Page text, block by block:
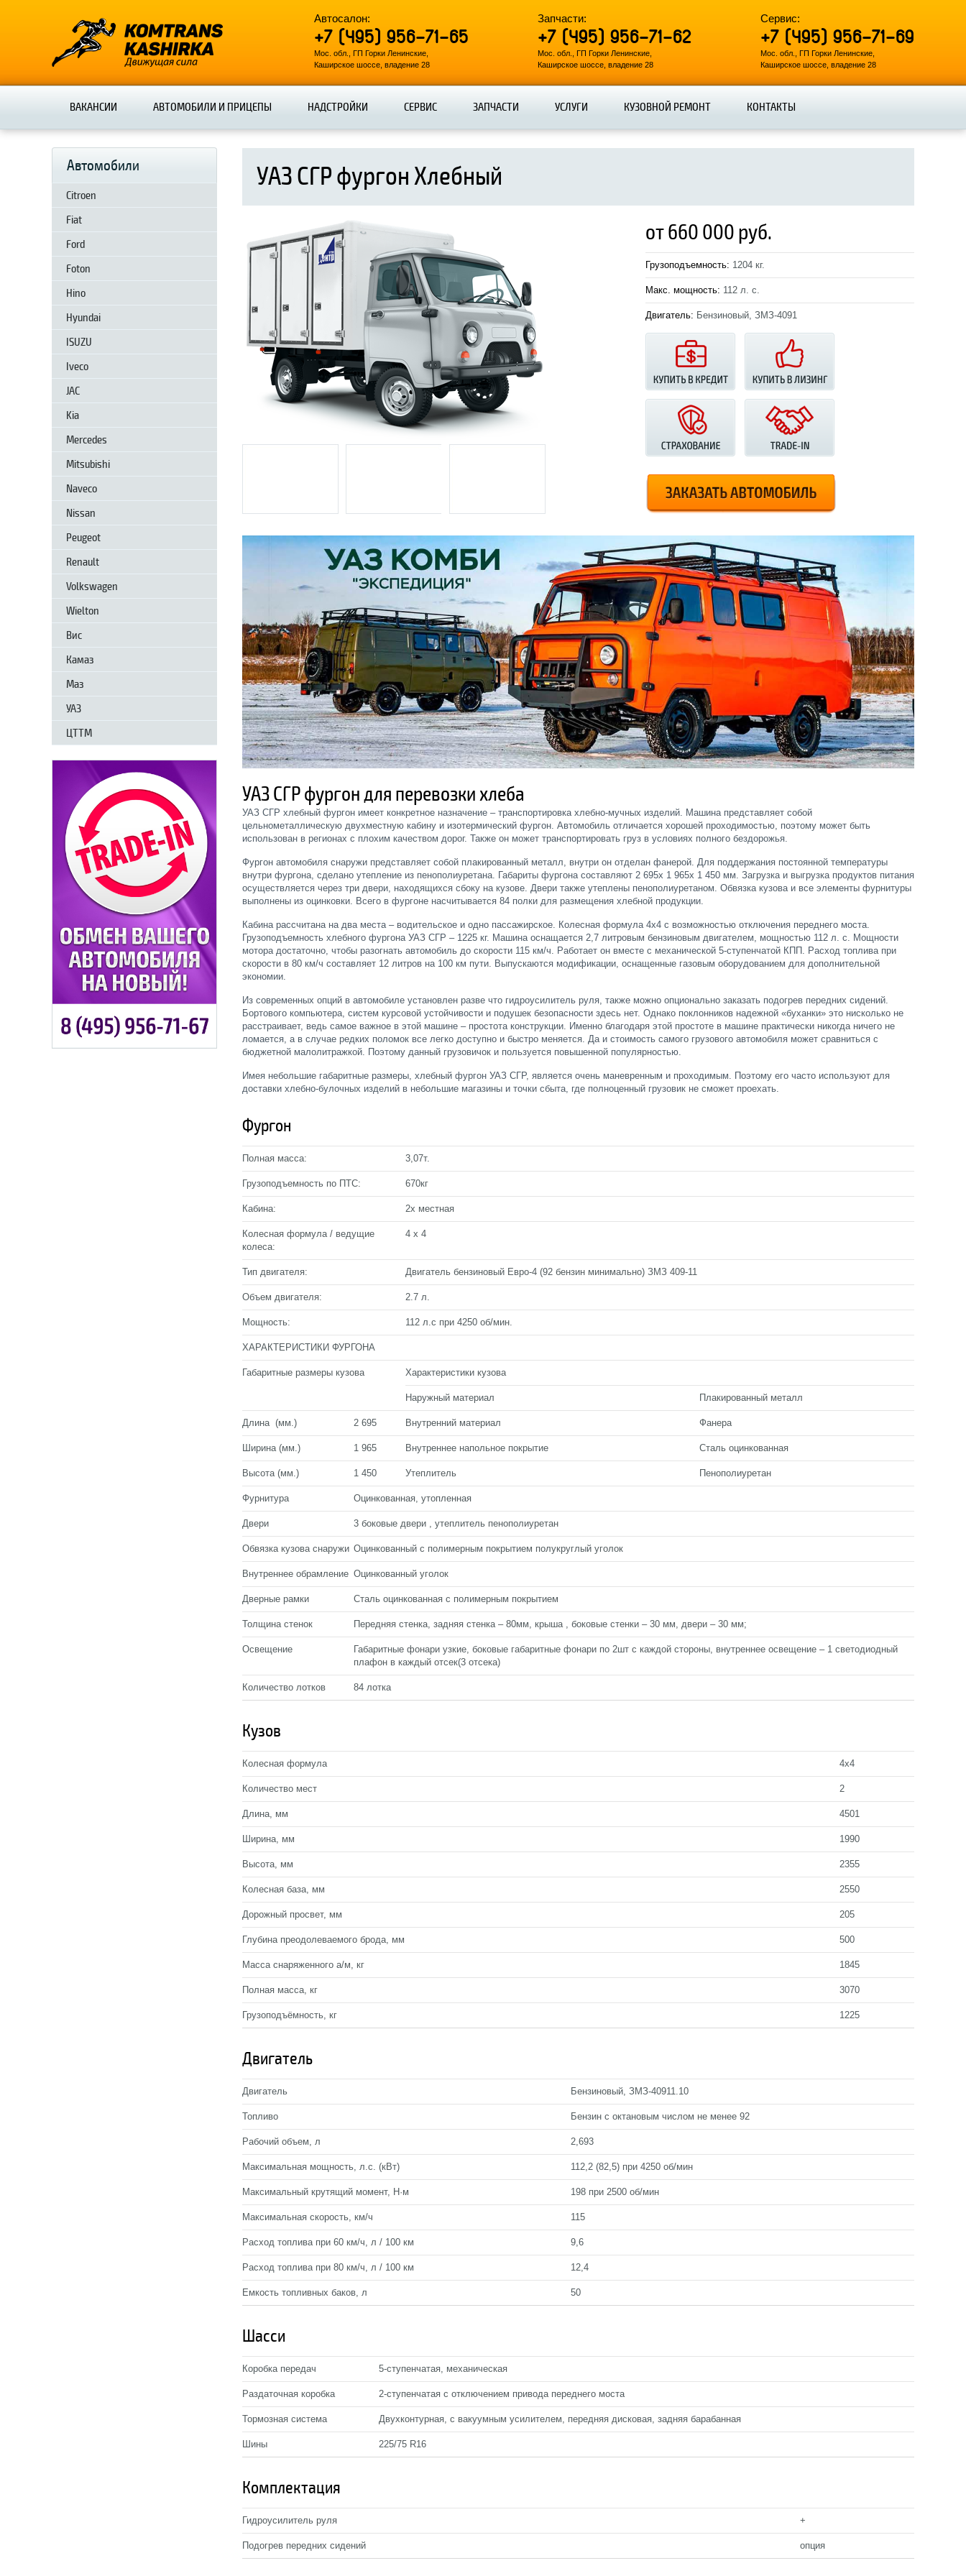
Сервис:
+7 (495) 956-71-69
Мос. обл., ГП Горки Ленинские,
Каширское шоссе, владение 28
Запчасти:
+7 (495) 956-71-62
Мос. обл., ГП Горки Ленинские,
Каширское шоссе, владение 28
Автосалон:
+7 (495) 956-71-65
Мос. обл., ГП Горки Ленинские,
Каширское шоссе, владение 28
ВАКАНСИИ АВТОМОБИЛИ И ПРИЦЕПЫ НАДСТРОЙКИ СЕРВИС ЗАПЧАСТИ УСЛУГИ КУЗОВНОЙ РЕМОНТ КОНТАКТЫ
Автомобили
Citroen
Fiat
Ford
Foton
Hino
Hyundai
ISUZU
Iveco
JAC
Kia
Mercedes
Mitsubishi
Naveco
Nissan
Peugeot
Renault
Volkswagen
Wielton
Вис
Камаз
Маз
УАЗ
ЦТТМ
УАЗ СГР фургон Хлебный
от 660 000 руб.
Грузоподъемность: 1204 кг.
Макс. мощность: 112 л. с.
Двигатель: Бензиновый, ЗМЗ-4091
УАЗ СГР фургон для перевозки хлеба
УАЗ СГР хлебный фургон имеет конкретное назначение – транспортировка хлебно-мучных изделий. Машина представляет собой
цельнометаллическую двухместную кабину и изотермический фургон. Автомобиль отличается хорошей проходимостью, поэтому может быть
использован в регионах с плохим качеством дорог. Также он может транспортировать груз в условиях полного бездорожья.
Фургон автомобиля снаружи представляет собой плакированный металл, внутри он отделан фанерой. Для поддержания постоянной температуры
внутри фургона, сделано утепление из пенополиуретана. Габариты фургона составляют 2 695х 1 965х 1 450 мм. Загрузка и выгрузка продуктов питания
осуществляется через три двери, находящихся сбоку на кузове. Двери также утеплены пенополиуретаном. Обвязка кузова и все элементы фурнитуры
выполнены из оцинковки. Всего в фургоне насчитывается 84 полки для размещения хлебной продукции.
Кабина рассчитана на два места – водительское и одно пассажирское. Колесная формула 4х4 с возможностью отключения переднего моста.
Грузоподъемность хлебного фургона УАЗ СГР – 1225 кг. Машина оснащается 2,7 литровым бензиновым двигателем, мощностью 112 л. с. Мощности
мотора достаточно, чтобы разогнать автомобиль до скорости 115 км/ч. Работает он вместе с механической 5-ступенчатой КПП. Расход топлива при
скорости в 80 км/ч составляет 12 литров на 100 км пути. Выпускаются модификации, оснащенные газовым оборудованием для дополнительной
экономии.
Из современных опций в автомобиле установлен разве что гидроусилитель руля, также можно опционально заказать подогрев передних сидений.
Бортового компьютера, систем курсовой устойчивости и подушек безопасности здесь нет. Однако поклонников надежной «буханки» это нисколько не
расстраивает, ведь самое важное в этой машине – простота конструкции. Именно благодаря этой простоте в машине практически никогда ничего не
ломается, а в случае редких поломок все легко доступно и быстро меняется. Да и стоимость самого грузового автомобиля может сравниться с
бюджетной малолитражкой. Поэтому данный грузовичок и пользуется повышенной популярностью.
Имея небольшие габаритные размеры, хлебный фургон УАЗ СГР, является очень маневренным и проходимым. Поэтому его часто используют для
доставки хлебно-булочных изделий в небольшие магазины и точки сбыта, где полноценный грузовик не сможет проехать.
Фургон
Полная масса: 3,07т.
Грузоподъемность по ПТС: 670кг
Кабина: 2х местная
Колесная формула / ведущие
колеса:
4 x 4
Тип двигателя: Двигатель бензиновый Евро-4 (92 бензин минимально) ЗМЗ 409-11
Объем двигателя: 2.7 л.
Мощность: 112 л.с при 4250 об/мин.
ХАРАКТЕРИСТИКИ ФУРГОНА
Габаритные размеры кузова Характеристики кузова
Наружный материал Плакированный металл
Длина (мм.) 2 695 Внутренний материал Фанера
Ширина (мм.) 1 965 Внутреннее напольное покрытие Сталь оцинкованная
Высота (мм.) 1 450 Утеплитель Пенополиуретан
Фурнитура Оцинкованная, утопленная
Двери 3 боковые двери , утеплитель пенополиуретан
Обвязка кузова снаружи Оцинкованный с полимерным покрытием полукруглый уголок
Внутреннее обрамление Оцинкованный уголок
Дверные рамки Сталь оцинкованная с полимерным покрытием
Толщина стенок Передняя стенка, задняя стенка – 80мм, крыша , боковые стенки – 30 мм, двери – 30 мм;
Освещение
Габаритные фонари узкие, боковые габаритные фонари по 2шт с каждой стороны, внутреннее освещение – 1 светодиодный
плафон в каждый отсек(3 отсека)
Количество лотков 84 лотка
Кузов
Колесная формула 4х4
Количество мест 2
Длина, мм 4501
Ширина, мм 1990
Высота, мм 2355
Колесная база, мм 2550
Дорожный просвет, мм 205
Глубина преодолеваемого брода, мм 500
Масса снаряженного а/м, кг 1845
Полная масса, кг 3070
Грузоподъёмность, кг 1225
Двигатель
Двигатель Бензиновый, ЗМЗ-40911.10
Топливо Бензин с октановым числом не менее 92
Рабочий объем, л 2,693
Максимальная мощность, л.с. (кВт) 112,2 (82,5) при 4250 об/мин
Максимальный крутящий момент, Н·м 198 при 2500 об/мин
Максимальная скорость, км/ч 115
Расход топлива при 60 км/ч, л / 100 км 9,6
Расход топлива при 80 км/ч, л / 100 км 12,4
Емкость топливных баков, л 50
Шасси
Коробка передач 5-ступенчатая, механическая
Раздаточная коробка 2-ступенчатая с отключением привода переднего моста
Тормозная система Двухконтурная, с вакуумным усилителем, передняя дисковая, задняя барабанная
Шины 225/75 R16
Комплектация
Гидроусилитель руля +
Подогрев передних сидений опция